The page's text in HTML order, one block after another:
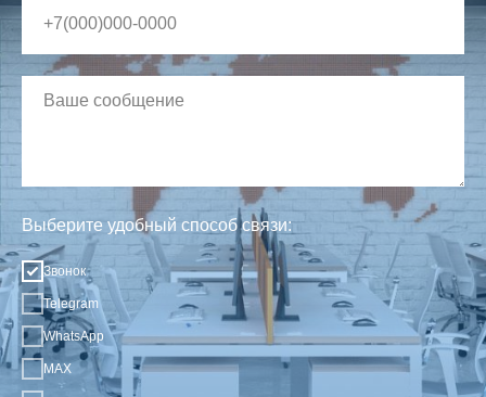
Выберите удобный способ связи:
Звонок
Telegram
WhatsApp
MAX